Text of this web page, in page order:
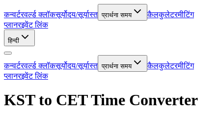
कन्वर्टरवर्ल्ड क्लॉकसूर्योदय/सूर्यास्त प्रार्थना समय कैलकुलेटरमीटिंग
प्लानरइवेंट लिंक
हिन्दी
कन्वर्टरवर्ल्ड क्लॉकसूर्योदय/सूर्यास्त प्रार्थना समय कैलकुलेटरमीटिंग
प्लानरइवेंट लिंक
KST to CET Time Converter